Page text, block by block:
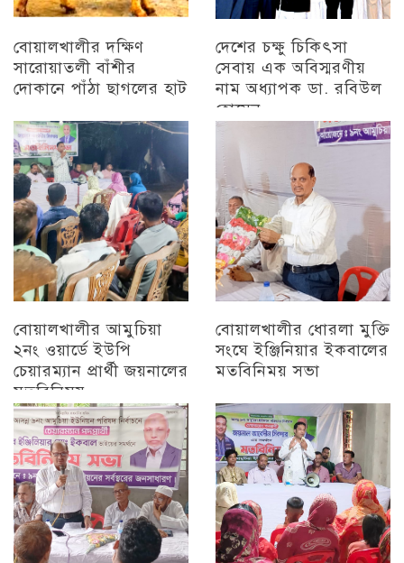
বোয়ালখালীর দক্ষিণ
সারোয়াতলী বাঁশীর
দোকানে পাঁঠা ছাগলের হাট
চট্টগ্রাম
দেশের চক্ষু চিকিৎসা
সেবায় এক অবিস্মরণীয়
নাম অধ্যাপক ডা. রবিউল
হোসেন
বোয়ালখালীর আমুচিয়া
২নং ওয়ার্ডে ইউপি
চেয়ারম্যান প্রার্থী জয়নালের
মতবিনিময়
চট্টগ্রাম
বোয়ালখালীর ধোরলা মুক্তি
সংঘে ইঞ্জিনিয়ার ইকবালের
মতবিনিময় সভা
চট্টগ্রাম